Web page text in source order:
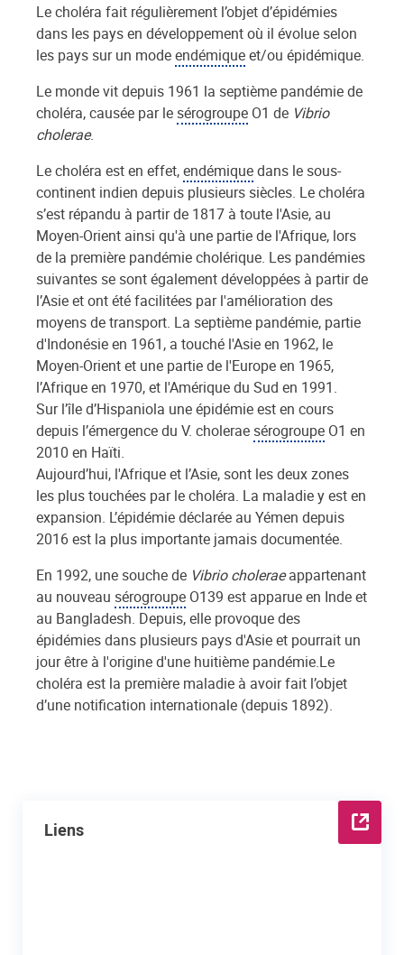
Le choléra fait régulièrement l’objet d’épidémies
dans les pays en développement où il évolue selon
les pays sur un modeendémiqueet/ou épidémique.
Le monde vit depuis 1961 la septième pandémie de
choléra, causée par le sérogroupe O1 de Vibrio
cholerae.
Le choléra est en effet,endémiquedans le sous-
continent indien depuis plusieurs siècles. Le choléra
s’est répandu à partir de 1817 à toute l'Asie, au
Moyen-Orient ainsi qu'à une partie de l'Afrique, lors
de la première pandémie cholérique. Les pandémies
suivantes se sont également développées à partir de
l’Asie et ont été facilitées par l'amélioration des
moyens de transport. La septième pandémie, partie
d'Indonésie en 1961, a touché l'Asie en 1962, le
Moyen-Orient et une partie de l'Europe en 1965,
l’Afrique en 1970, et l'Amérique du Sud en 1991.
Sur l’île d’Hispaniola une épidémie est en cours
depuis l’émergence du V. cholerae sérogroupe O1 en
2010 en Haïti.
Aujourd’hui, l'Afrique et l’Asie, sont les deux zones
les plus touchées par le choléra. La maladie y est en
expansion. L’épidémie déclarée au Yémen depuis
2016 est la plus importante jamais documentée.
En 1992, une souche de Vibrio choleraeappartenant
au nouveau sérogroupe O139 est apparue en Inde et
au Bangladesh. Depuis, elle provoque des
épidémies dans plusieurs pays d'Asie et pourrait un
jour être à l'origine d'une huitième pandémie.Le
choléra est la première maladie à avoir fait l’objet
d’une notification internationale (depuis 1892).
Liens